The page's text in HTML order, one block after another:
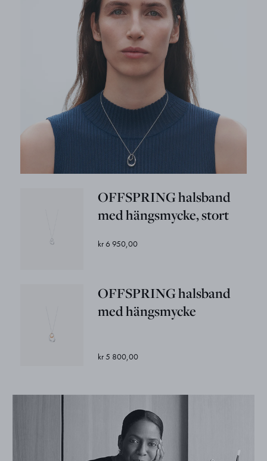
OFFSPRING halsband
med hängsmycke, stort
kr 6 950,00
OFFSPRING halsband
med hängsmycke
kr 5 800,00